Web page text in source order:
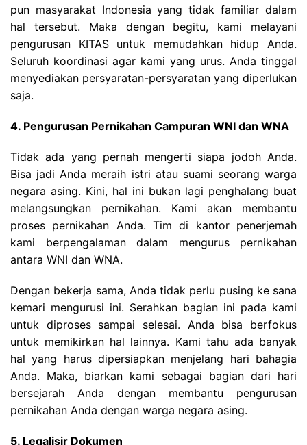
pun masyarakat Indonesia yang tidak familiar dalam
hal tersebut. Maka dengan begitu, kami melayani
pengurusan KITAS untuk memudahkan hidup Anda.
Seluruh koordinasi agar kami yang urus. Anda tinggal
menyediakan persyaratan-persyaratan yang diperlukan
saja.
4. Pengurusan Pernikahan Campuran WNI dan WNA
Tidak ada yang pernah mengerti siapa jodoh Anda.
Bisa jadi Anda meraih istri atau suami seorang warga
negara asing. Kini, hal ini bukan lagi penghalang buat
melangsungkan pernikahan. Kami akan membantu
proses pernikahan Anda. Tim di kantor penerjemah
kami berpengalaman dalam mengurus pernikahan
antara WNI dan WNA.
Dengan bekerja sama, Anda tidak perlu pusing ke sana
kemari mengurusi ini. Serahkan bagian ini pada kami
untuk diproses sampai selesai. Anda bisa berfokus
untuk memikirkan hal lainnya. Kami tahu ada banyak
hal yang harus dipersiapkan menjelang hari bahagia
Anda. Maka, biarkan kami sebagai bagian dari hari
bersejarah Anda dengan membantu pengurusan
pernikahan Anda dengan warga negara asing.
5. Legalisir Dokumen